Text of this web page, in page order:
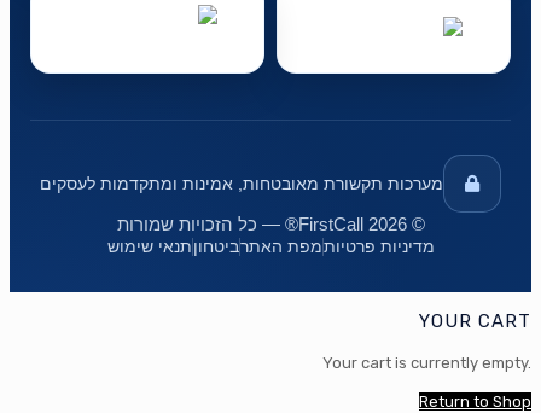
מערכות תקשורת מאובטחות, אמינות ומתקדמות לעסקים
© 2026 FirstCall® — כל הזכויות שמורות
מדיניות פרטיותמפת האתרביטחוןתנאי שימוש
YOUR CART
Your cart is currently empty.
Return to Shop